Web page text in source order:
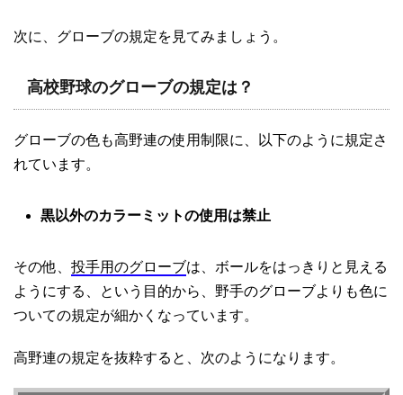
次に、グローブの規定を見てみましょう。
高校野球のグローブの規定は？
グローブの色も高野連の使用制限に、以下のように規定さ
れています。
黒以外のカラーミットの使用は禁止
その他、 投手用のグローブは、ボールをはっきりと見える
ようにする、という目的から、野手のグローブよりも色に
ついての規定が細かくなっています。
高野連の規定を抜粋すると、次のようになります。